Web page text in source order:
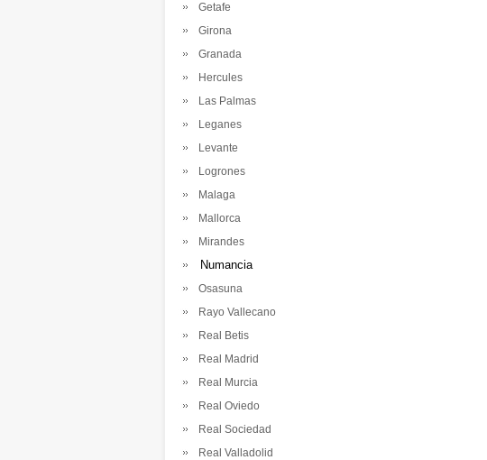
Getafe
Girona
Granada
Hercules
Las Palmas
Leganes
Levante
Logrones
Malaga
Mallorca
Mirandes
Numancia
Osasuna
Rayo Vallecano
Real Betis
Real Madrid
Real Murcia
Real Oviedo
Real Sociedad
Real Valladolid